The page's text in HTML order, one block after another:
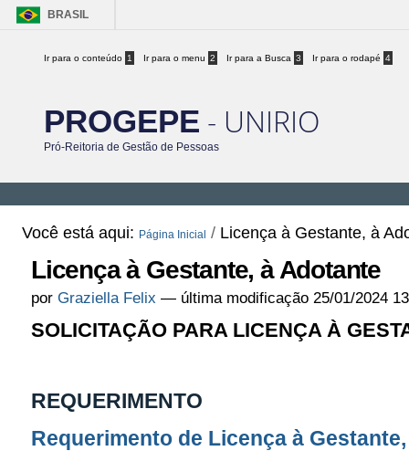
BRASIL
Ir para o conteúdo 1 Ir para o menu 2 Ir para a Busca 3 Ir para o rodapé 4
PROGEPE - UNIRIO
Pró-Reitoria de Gestão de Pessoas
Você está aqui: Página Inicial / Licença à Gestante, à
Licença à Gestante, à Adotante
porGraziella Felix — última modificação 25/01/2024
SOLICITAÇÃO PARA LICENÇA À
REQUERIMENTO
Requerimento de Licença à